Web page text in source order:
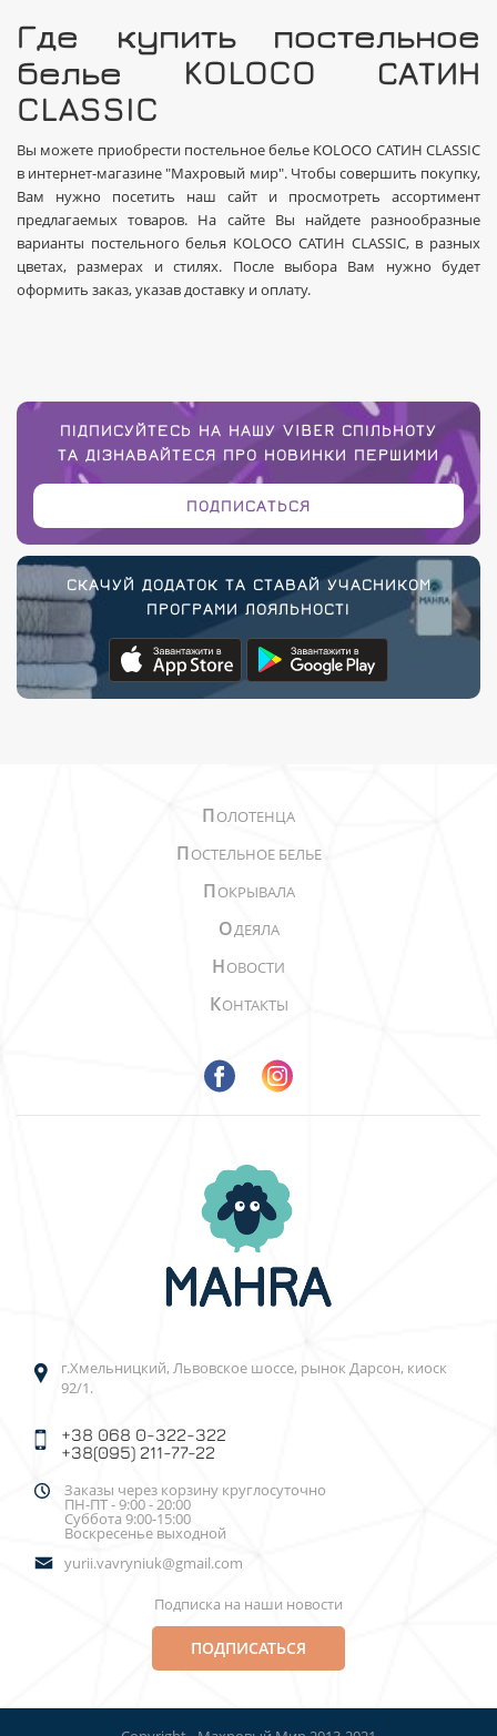
Где купить постельное
белье KOLOCO САТИН
CLASSIC
Вы можете приобрести постельное белье KOLOCO САТИН CLASSIC
в интернет-магазине "Махровый мир". Чтобы совершить покупку,
Вам нужно посетить наш сайт и просмотреть ассортимент
предлагаемых товаров. На сайте Вы найдете разнообразные
варианты постельного белья KOLOCO САТИН CLASSIC, в разных
цветах, размерах и стилях. После выбора Вам нужно будет
оформить заказ, указав доставку и оплату.
ПІДПИСУЙТЕСЬ НА НАШУ VIBER СПІЛЬНОТУ
ТА ДІЗНАВАЙТЕСЯ ПРО НОВИНКИ ПЕРШИМИ
ПОДПИСАТЬСЯ
СКАЧУЙ ДОДАТОК ТА СТАВАЙ УЧАСНИКОМ
ПРОГРАМИ ЛОЯЛЬНОСТІ
ПОЛОТЕНЦА
ПОСТЕЛЬНОЕ БЕЛЬЕ
ПОКРЫВАЛА
ОДЕЯЛА
НОВОСТИ
КОНТАКТЫ
г.Хмельницкий, Львовское шоссе, рынок Дарсон, киоск
92/1.
+38 068 0-322-322
+38(095) 211-77-22
Заказы через корзину круглосуточно
ПН-ПТ - 9:00 - 20:00
Суббота 9:00-15:00
Воскресенье выходной
yurii.vavryniuk@gmail.com
Подписка на наши новости
ПОДПИСАТЬСЯ